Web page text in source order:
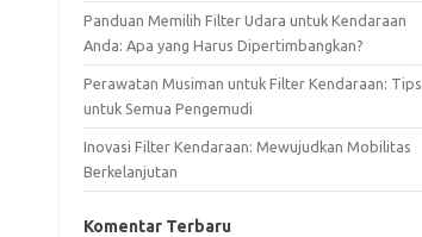
Panduan Memilih Filter Udara untuk Kendaraan
Anda: Apa yang Harus Dipertimbangkan?
Perawatan Musiman untuk Filter Kendaraan: Tips
untuk Semua Pengemudi
Inovasi Filter Kendaraan: Mewujudkan Mobilitas
Berkelanjutan
Komentar Terbaru